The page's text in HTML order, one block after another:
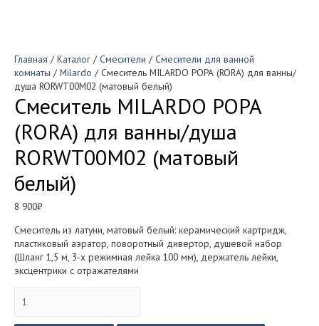
Главная / Каталог / Смесители / Смесители для ванной
комнаты / Milardo / Смеситель MILARDO РОРА (RORA) для ванны/
душа RORWT00M02 (матовый белый)
Смеситель MILARDO РОРА
(RORA) для ванны/душа
RORWT00M02 (матовый
белый)
8 900₽
Смеситель из латуни, матовый белый: керамический картридж,
пластиковый аэратор, поворотный дивертор, душевой набор
(Шланг 1,5 м, 3-х режимная лейка 100 мм), держатель лейки,
эксцентрики с отражателями
товара